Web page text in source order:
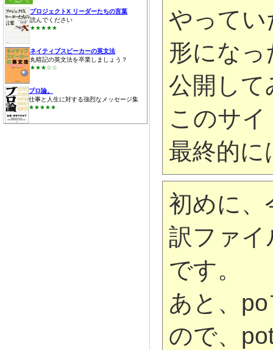
やってい
形にな
公開して
このサ
最終的に
初めに、
訳ファイ
です。
あと、
ので、
プロジェクトX リーダーたちの言葉
読んでください
★★★★★
ネイティブスピーカーの英文法
丸暗記の英文法を卒業しましょう？
★★★☆☆
プロ論。
仕事と人生に対する強烈なメッセージ集
★★★★★